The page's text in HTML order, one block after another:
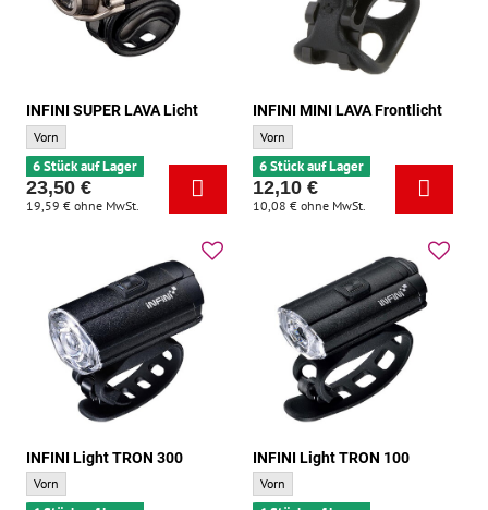
INFINI SUPER LAVA Licht
INFINI SUPER LAVA Licht - Standort:
Vorn
6 Stück auf Lager
23,50 €
19,59 € ohne MwSt.
INFINI MINI LAVA Frontlicht
INFINI MINI LAVA Frontlicht - Standort:
Vorn
6 Stück auf Lager
12,10 €
10,08 € ohne MwSt.
INFINI Light TRON 300
INFINI Light TRON 300 - Standort:
Vorn
INFINI Light TRON 100
INFINI Light TRON 100 - Standort:
Vorn